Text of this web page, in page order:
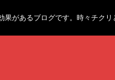
果があるブログです。時々チク